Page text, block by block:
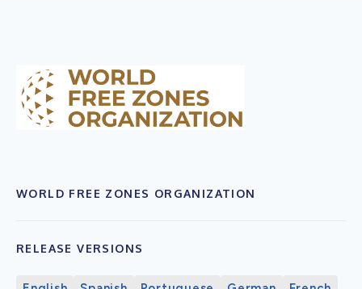
WORLD FREE ZONES ORGANIZATION
RELEASE VERSIONS